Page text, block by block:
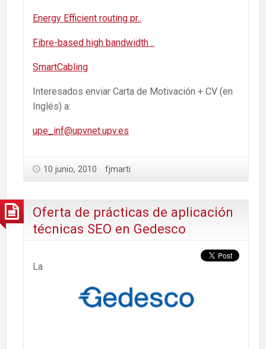
Energy Efficient routing pr..
Fibre-based high bandwidth ..
SmartCabling
Interesados enviar Carta de Motivación + CV (en
Inglés) a:
upe_inf@upvnet.upv.es
10 junio, 2010 fjmarti
Oferta de prácticas de aplicación
técnicas SEO en Gedesco
La